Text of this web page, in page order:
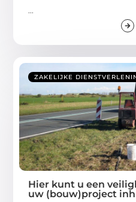
...
ZAKELIJKE
Hier kunt u een
uw (bouw)project